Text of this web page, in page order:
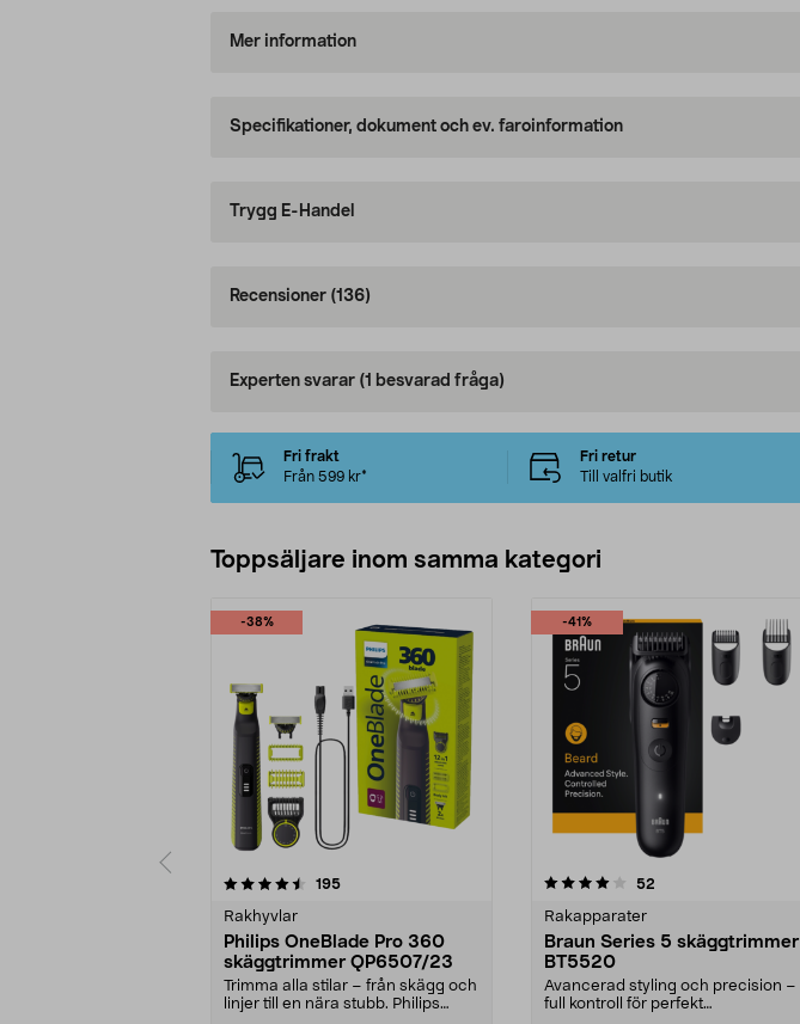
Mer information
Specifikationer, dokument och ev. faroinformation
Trygg E-Handel
Recensioner (136)
Experten svarar (1 besvarad fråga)
Fri frakt
Från 599 kr*
Fri retur
Till valfri butik
Toppsäljare inom samma kategori
-38%
195recensioner
Rakhyvlar
Philips OneBlade Pro 360
skäggtrimmer QP6507/23
Trimma alla stilar – från skägg och
linjer till en nära stubb. Philips
-41%
4.0 av 5 stjärnor 52
Rakapparater
Braun Series 5 skäggtrimmer
BT5520
Avancerad styling och precision –
full kontroll för perfekt
4.0 av 5 stjärnor